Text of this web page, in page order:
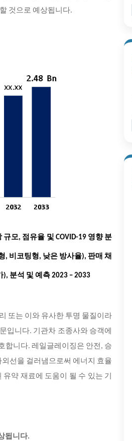
할 것으로 예상됩니다.
모, 점유율 및 COVID-19 영향 분
, 비코팅형, 낮은 방사율), 판매 채
분석 및 예측 2023 – 2033
또는 이와 유사한 투명 물질이라
입니다. 기관차 조종사와 승객에
합니다. 레일글레이징은 안전, 승
선을 걸러냄으로써 에너지 효율
약 재료에 도움이 될 수 있는 기
됩니다.